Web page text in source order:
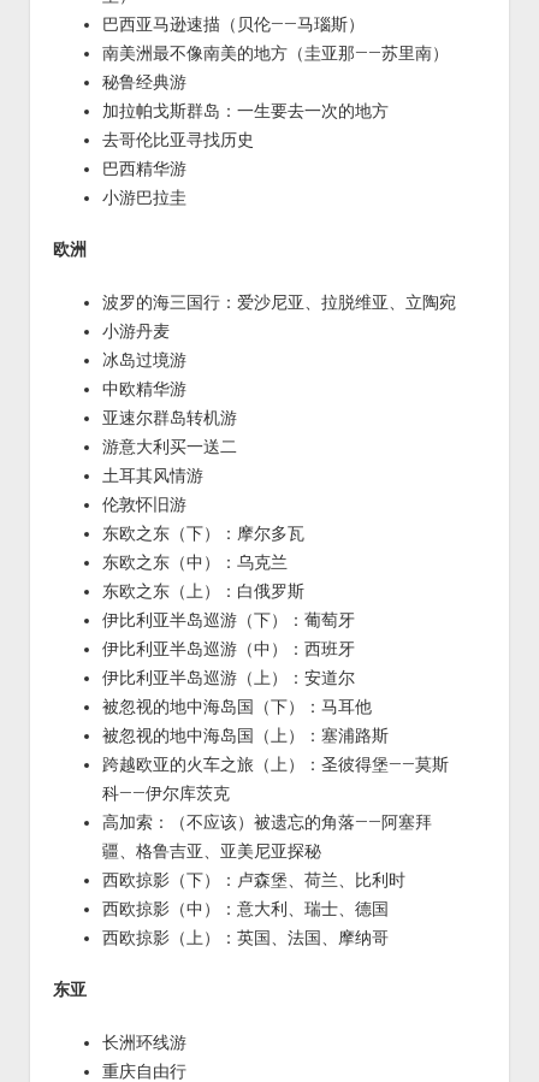
巴西亚马逊速描（贝伦——马瑙斯）
南美洲最不像南美的地方（圭亚那——苏里南）
秘鲁经典游
加拉帕戈斯群岛：一生要去一次的地方
去哥伦比亚寻找历史
巴西精华游
小游巴拉圭
欧洲
波罗的海三国行：爱沙尼亚、拉脱维亚、立陶宛
小游丹麦
冰岛过境游
中欧精华游
亚速尔群岛转机游
游意大利买一送二
土耳其风情游
伦敦怀旧游
东欧之东（下）：摩尔多瓦
东欧之东（中）：乌克兰
东欧之东（上）：白俄罗斯
伊比利亚半岛巡游（下）：葡萄牙
伊比利亚半岛巡游（中）：西班牙
伊比利亚半岛巡游（上）：安道尔
被忽视的地中海岛国（下）：马耳他
被忽视的地中海岛国（上）：塞浦路斯
跨越欧亚的火车之旅（上）：圣彼得堡——莫斯
科——伊尔库茨克
高加索：（不应该）被遗忘的角落——阿塞拜
疆、格鲁吉亚、亚美尼亚探秘
西欧掠影（下）：卢森堡、荷兰、比利时
西欧掠影（中）：意大利、瑞士、德国
西欧掠影（上）：英国、法国、摩纳哥
东亚
长洲环线游
重庆自由行